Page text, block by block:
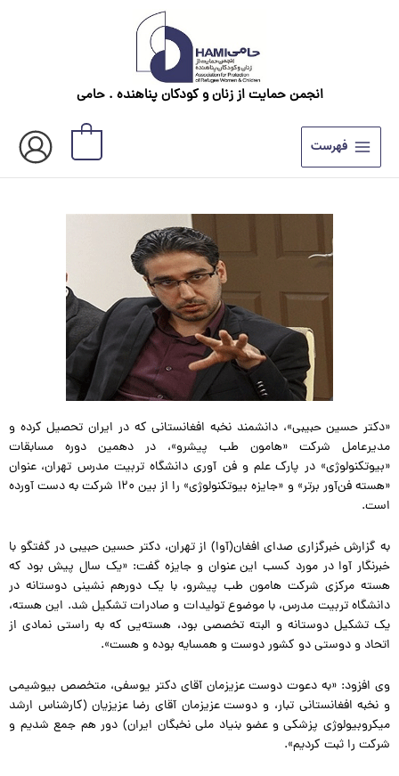
انجمن حمایت از زنان و کودکان پناهنده . حامی
فهرست
«دکتر حسین حبیبی»، دانشمند نخبه افغانستانی که در ایران تحصیل کرده و
مدیرعامل شرکت «هامون طب پیشرو»، در دهمین دوره مسابقات
«بیوتکنولوژی» در پارک علم و فن آوری دانشگاه تربیت مدرس تهران، عنوان
«هسته فن‌آور برتر» و «جایزه بیوتکنولوژی» را از بین ۱۲۰ شرکت به دست آورده
است.
به گزارش خبرگزاری صدای افغان(آوا) از تهران، دکتر حسین حبیبی در گفتگو با
خبرنگار آوا در مورد کسب این عنوان و جایزه گفت: «یک سال پیش بود که
هسته مرکزی شرکت هامون طب پیشرو، با یک دورهم نشینی دوستانه در
دانشگاه تربیت مدرس، با موضوع تولیدات و صادرات تشکیل شد. این هسته،
یک تشکیل دوستانه و البته تخصصی بود، هسته‌یی که به راستی نمادی از
اتحاد و دوستی دو کشور دوست و همسایه بوده و هست».
وی افزود: «به دعوت دوست عزیزمان آقای دکتر یوسفی، متخصص بیوشیمی
و نخبه افغانستانی تبار، و دوست عزیزمان آقای رضا عزیزیان (کارشناس ارشد
میکروبیولوژی پزشکی و عضو بنیاد ملی نخبگان ایران) دور هم جمع شدیم و
شرکت را ثبت کردیم».